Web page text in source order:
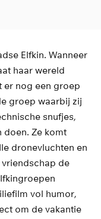
Elfkin. Wanneer
haar wereld
er nog een groep
groep waarbij zij
snufjes,
doen. Ze komt
dronevluchten en
de
vol humor,
om de vakantie